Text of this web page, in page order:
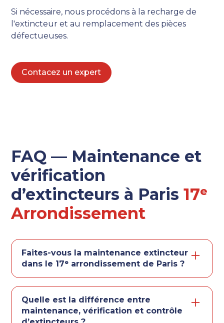
Si nécessaire, nous procédons à la recharge de
l'extincteur et au remplacement des pièces
défectueuses.
Contacez un expert
FAQ — Maintenance et
vérification
d’extincteurs à Paris17ᵉ
Arrondissement
Faites-vous la maintenance extincteur
dans le 17ᵉ arrondissement de Paris ?
arrondissement de Paris pour la
maintenance, le contrôle et la vérification
d’extincteurs sur site (entreprises,
Quelle est la différence entre
maintenance, vérification et contrôle